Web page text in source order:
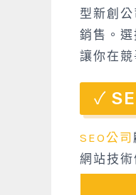
型新創
銷售。
讓你在競
SEO公司
網站技